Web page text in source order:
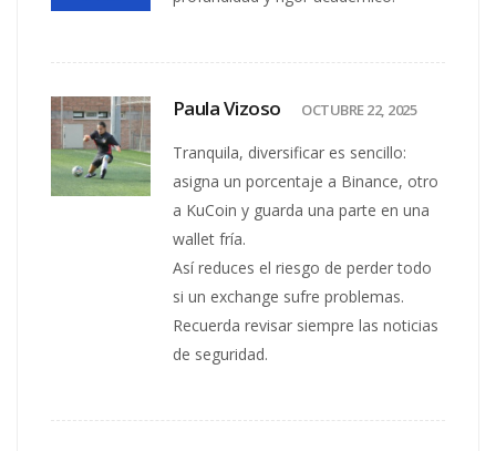
Paula Vizoso OCTUBRE 22, 2025
Tranquila, diversificar es sencillo:
asigna un porcentaje a Binance, otro
a KuCoin y guarda una parte en una
wallet fría.
Así reduces el riesgo de perder todo
si un exchange sufre problemas.
Recuerda revisar siempre las noticias
de seguridad.